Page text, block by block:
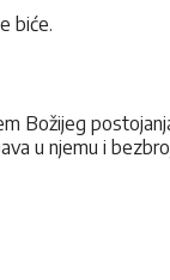
biće.
Božijeg
u njemu i